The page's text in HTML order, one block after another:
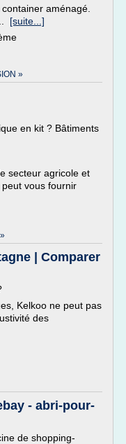
aménagé.
[suite...]
»
en kit ? Bâtiments
secteur agricole et
vous fournir
| Comparer
Kelkoo ne peut pas
des
- abri-pour-
de shopping-